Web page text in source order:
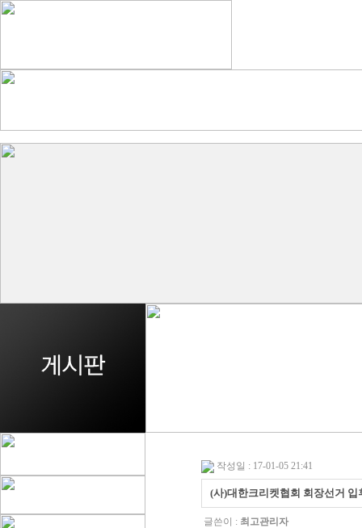
작성일 : 17-01-05 21:41
(사)대한크리켓협회 회장선거 입
글쓴이 : 최고관리자